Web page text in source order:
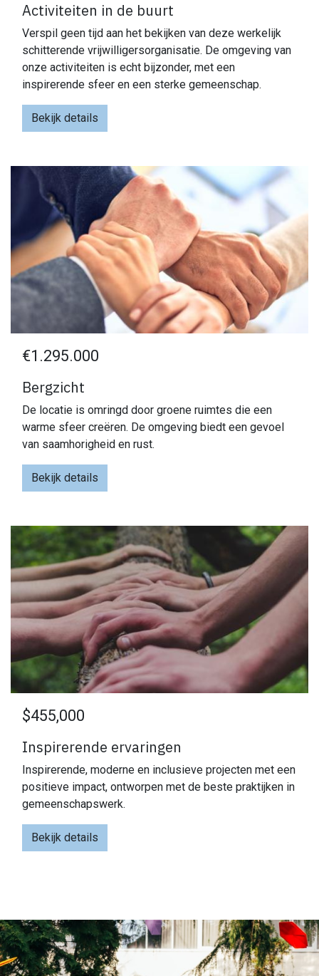
Activiteiten in de buurt
Verspil geen tijd aan het bekijken van deze werkelijk
schitterende vrijwilligersorganisatie. De omgeving van
onze activiteiten is echt bijzonder, met een
inspirerende sfeer en een sterke gemeenschap.
Bekijk details
€1.295.000
Bergzicht
De locatie is omringd door groene ruimtes die een
warme sfeer creëren. De omgeving biedt een gevoel
van saamhorigheid en rust.
Bekijk details
$455,000
Inspirerende ervaringen
Inspirerende, moderne en inclusieve projecten met een
positieve impact, ontworpen met de beste praktijken in
gemeenschapswerk.
Bekijk details